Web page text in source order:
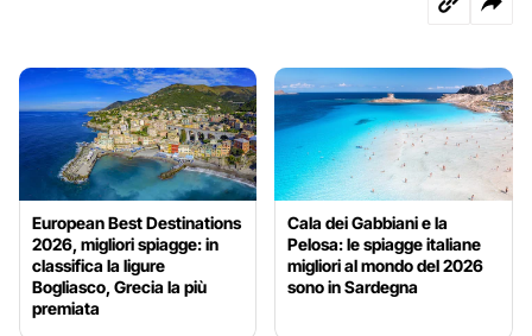
European Best Destinations
2026, migliori spiagge: in
classifica la ligure
Bogliasco, Grecia la più
premiata
Cala dei Gabbiani e la
Pelosa: le spiagge italiane
migliori al mondo del 2026
sono in Sardegna